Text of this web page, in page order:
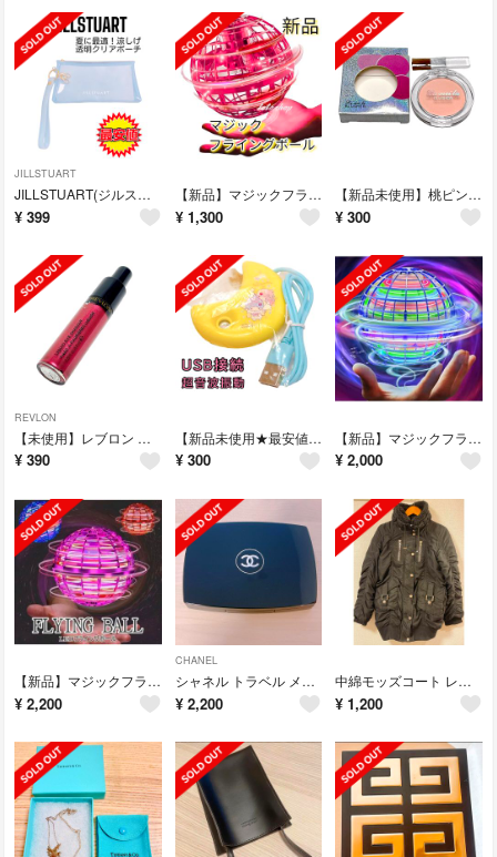
JILLSTUART
JILLSTUART(ジルスチュアート) クリア ペンケース コスメポーチ
¥ 399
【新品】マジックフライングボール 赤 レッド red
¥ 1,300
【新品未使用】桃ピンク★ピーチピンク★美発色チーク★中国コスメ
¥ 300
REVLON
【未使用】レブロン カラーステイ グリーミングアイズ リキッドアイシャドウ893
¥ 390
【新品未使用★最安値】キキララリトルツインスターズ おつきさま形 USB加湿器
¥ 300
【新品】マジックフライングボール MAGIC FLYING BALL 赤 レッド
¥ 2,000
【新品】マジックフライングボール MAGIC FLYING BALL 赤 レッド
¥ 2,200
CHANEL
シャネル トラベル メイクアップ パレット フライハイ FLY HIGH
¥ 2,200
中綿モッズコート レディース ダウンジャケット 黒
¥ 1,200